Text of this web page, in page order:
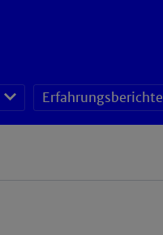
Erfahrungsberichte